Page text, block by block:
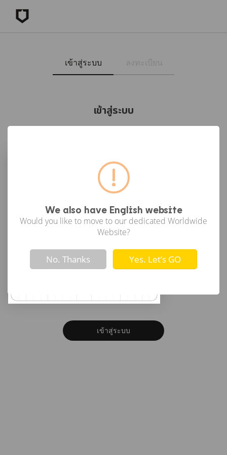
We also have English website
Would you like to move to our dedicated Worldwide
Website?
! Not valid!
No. Thanks Yes. Let’s GO
เข้าสู่ระบบ
เข้าสู่ระบบ
เข้าสู่ระบบด้วย Google
or
รหัสผ่าน